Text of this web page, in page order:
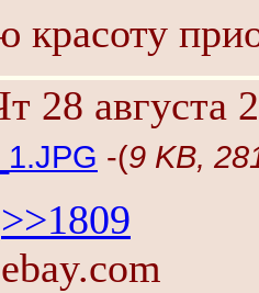
красоту
28 августа
-(9 KB,
>>1809
ebay.com